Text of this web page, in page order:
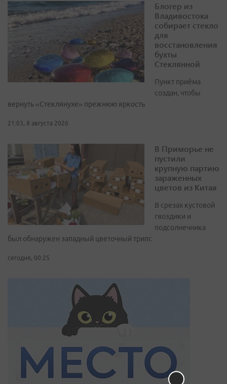
Блогер из
Владивостока
собирает стекло
для
восстановления
бухты
Стеклянной
Пункт приёма
создан, чтобы
вернуть «Стеклянухе» прежнюю яркость
21:03, 8 августа 2026
В Приморье не
пустили
крупную партию
зараженных
цветов из Китая
В срезах кустовой
гвоздики и
подсолнечника
был обнаружен западный цветочный трипс
сегодня, 00:25